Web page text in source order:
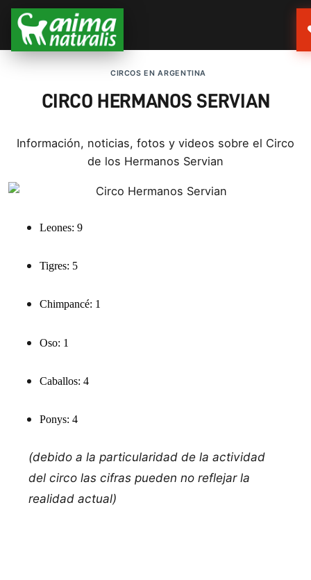
CIRCOS EN ARGENTINA
CIRCO HERMANOS SERVIAN
Información, noticias, fotos y videos sobre el Circo
de los Hermanos Servian
Leones: 9
Tigres: 5
Chimpancé: 1
Oso: 1
Caballos: 4
Ponys: 4
(debido a la particularidad de la actividad
del circo las cifras pueden no reflejar la
realidad actual)